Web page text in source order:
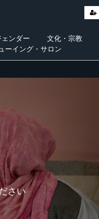
ンダー 文化・宗教
ーイング・サロン
さい